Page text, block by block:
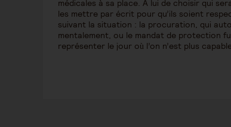
médicales à sa place. À lui de choisir qui
les mettre par écrit pour qu’ils soient
suivant la situation : la procuration, qui
mentalement, ou le mandat de protection
représenter le jour où l’on n’est plus